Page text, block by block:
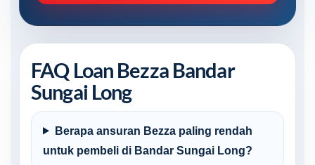
FAQ Loan Bezza Bandar
Sungai Long
Berapa ansuran Bezza paling rendah
untuk pembeli di Bandar Sungai Long?